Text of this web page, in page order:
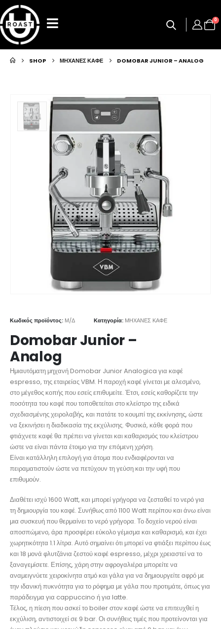
0
SHOP ΜΗΧΑΝΕΣ ΚΑΦΕ DOMOBAR JUNIOR – ANALOG
Κωδικός προϊόντος: Μ/Δ Κατηγορία: ΜΗΧΑΝΕΣ ΚΑΦΕ
Domobar Junior –
Analog
Ημιαυτόματη μηχανή Domobar Junior Analogica για καφέ
espresso, της εταιρείας VBM. Η παροχή καφέ γίνεται με αλεσμένο,
στο μέγεθος κοπής που εσείς επιθυμείτε. Έτσι, εσείς καθορίζετε την
ποσότητα του καφέ που τοποθετείται στο κλείστρο της ειδικά
σχεδιασμένης χειρολαβής, και πατάτε το κουμπί της εκκίνησης, ώστε
να ξεκινήσει η διαδικασία της εκχύλισης. Φυσικά, κάθε φορά που
φτιάχνετε καφέ θα πρέπει να γίνεται και καθαρισμός του κλείστρου
ώστε να είναι πάντα έτοιμο για την επόμενη χρήση.
Είναι κατάλληλη επιλογή για άτομα που ενδιαφέρονται να
πειραματιστούν ώστε να πετύχουν τη γεύση και την υφή που
επιθυμούν.
Διαθέτει ισχύ 1600 Watt, και μπορεί γρήγορα να ζεσταθεί το νερό για
τη δημιουργία του καφέ. Συνήθως από 1100 Watt περίπου και άνω είναι
μια συσκευή που θερμαίνει το νερό γρήγορα. Το δοχείο νερού είναι
αποσπώμενο, άρα προσφέρει εύκολο γέμισμα και καθαρισμό, και έχει
χωρητικότητα 1.1 λίτρα. Αυτό σημαίνει ότι μπορεί να φτιάξει περίπου έως
και 18 μονά φλυτζάνια ζεστού καφέ espresso, μέχρι χρειαστεί να το
ξαναγεμίσετε. Επίσης, χάρη στην αφρογαλιέρα μπορείτε να
αναμειγνύετε χειροκίνητα ατμό και γάλα για να δημιουργείτε αφρό με
την ιδανική πυκνότητα για το ρόφημα με γάλα που προτιμάτε, όπως για
παράδειγμα για cappuccino ή για latte.
Τέλος, η πίεση που ασκεί το boiler στον καφέ ώστε να επιτευχθεί η
εκχύλιση, αντιστοιχεί σε 9 bar. Οι συνήθεις τιμές που προτείνονται για